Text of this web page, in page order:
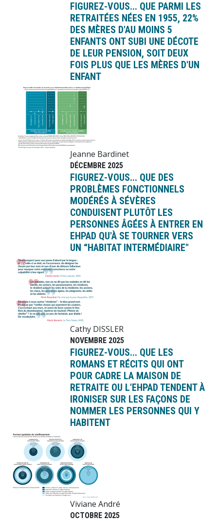
FIGUREZ-VOUS... QUE PARMI LES
RETRAITÉES NÉES EN 1955, 22%
DES MÈRES D'AU MOINS 5
ENFANTS ONT SUBI UNE DÉCOTE
DE LEUR PENSION, SOIT DEUX
FOIS PLUS QUE LES MÈRES D'UN
ENFANT
Image
Jeanne Bardinet
DÉCEMBRE 2025
FIGUREZ-VOUS... QUE DES
PROBLÈMES FONCTIONNELS
MODÉRÉS À SÉVÈRES
CONDUISENT PLUTÔT LES
PERSONNES ÂGÉES À ENTRER EN
EHPAD QU'À SE TOURNER VERS
UN “HABITAT INTERMÉDIAIRE"
Image
Cathy DISSLER
NOVEMBRE 2025
FIGUREZ-VOUS... QUE LES
ROMANS ET RÉCITS QUI ONT
POUR CADRE LA MAISON DE
RETRAITE OU L'EHPAD TENDENT À
IRONISER SUR LES FAÇONS DE
NOMMER LES PERSONNES QUI Y
HABITENT
Image
Viviane André
OCTOBRE 2025